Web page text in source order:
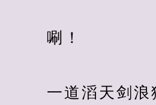
唰！
一道滔天剑浪